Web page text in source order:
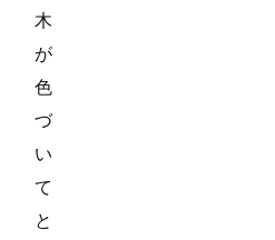
木
が
色
づ
い
て
と